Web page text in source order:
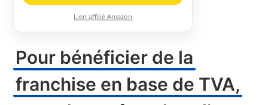
Lien affilié Amazon
Pour bénéficier de la
franchise en base de TVA,